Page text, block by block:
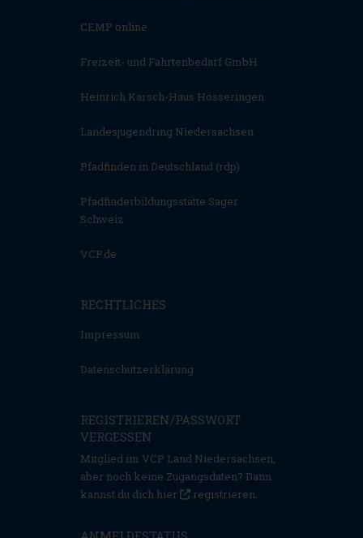
CEMP online
Freizeit- und Fahrtenbedarf GmbH
Heinrich Karsch-Haus Hösseringen
Landesjugendring Niedersachsen
Pfadfinden in Deutschland (rdp)
Pfadfinderbildungsstätte Sager
Schweiz
VCP.de
RECHTLICHES
Impressum
Datenschutzerklärung
REGISTRIEREN/PASSWORT
VERGESSEN
Mitglied im VCP Land Niedersachsen,
aber noch keine Zugangsdaten? Dann
kannst du dich hier
registrieren.